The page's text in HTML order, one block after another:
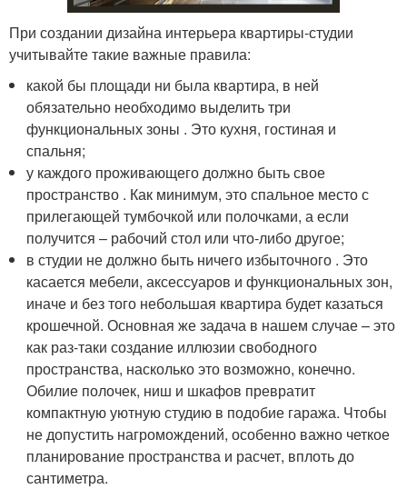
При создании дизайна интерьера квартиры-студии
учитывайте такие важные правила:
какой бы площади ни была квартира, в ней
обязательно необходимо выделить три
функциональных зоны . Это кухня, гостиная и
спальня;
у каждого проживающего должно быть свое
пространство . Как минимум, это спальное место с
прилегающей тумбочкой или полочками, а если
получится – рабочий стол или что-либо другое;
в студии не должно быть ничего избыточного . Это
касается мебели, аксессуаров и функциональных зон,
иначе и без того небольшая квартира будет казаться
крошечной. Основная же задача в нашем случае – это
как раз-таки создание иллюзии свободного
пространства, насколько это возможно, конечно.
Обилие полочек, ниш и шкафов превратит
компактную уютную студию в подобие гаража. Чтобы
не допустить нагромождений, особенно важно четкое
планирование пространства и расчет, вплоть до
сантиметра.